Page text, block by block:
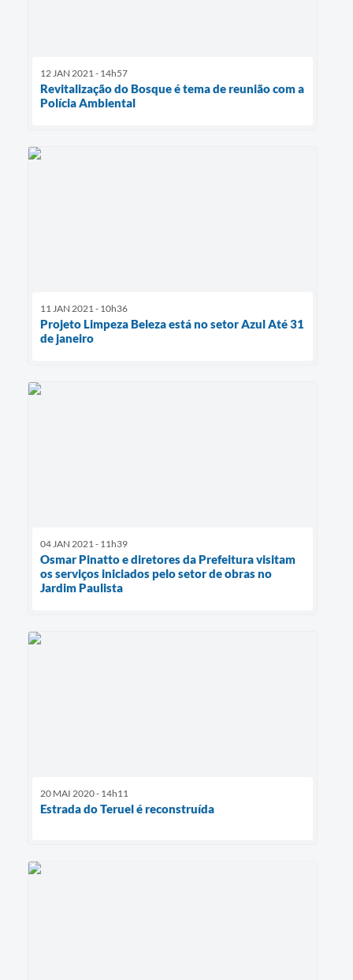
12 JAN 2021 - 14h57
Revitalização do Bosque é tema de reunião com a
Polícia Ambiental
11 JAN 2021 - 10h36
Projeto Limpeza Beleza está no setor Azul Até 31
de janeiro
04 JAN 2021 - 11h39
Osmar Pinatto e diretores da Prefeitura visitam
os serviços iniciados pelo setor de obras no
Jardim Paulista
20 MAI 2020 - 14h11
Estrada do Teruel é reconstruída